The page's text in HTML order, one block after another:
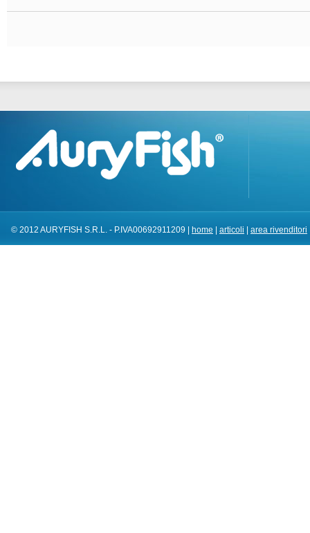
© 2012 AURYFISH S.R.L. - P.IVA00692911209 | home articoli area rivenditori